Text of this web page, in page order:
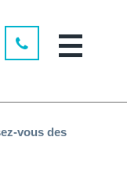
vous des